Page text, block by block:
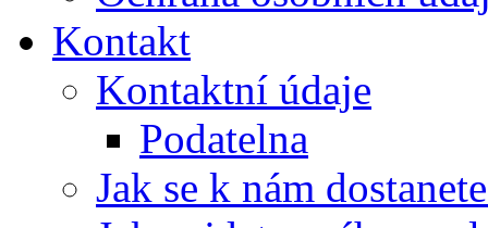
Kontakt
Kontaktní údaje
Podatelna
Jak se k nám